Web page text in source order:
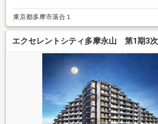
東京都多摩市落合１
エクセレントシティ多摩永山 第1期3次